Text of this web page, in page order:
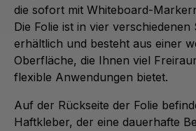
die sofort mit Whiteboard-
Die Folie ist in vier
erhältlich und besteht aus einer
Oberfläche, die Ihnen viel
flexible Anwendungen bietet.
Auf der Rückseite der Folie
Haftkleber, der eine dauerhafte